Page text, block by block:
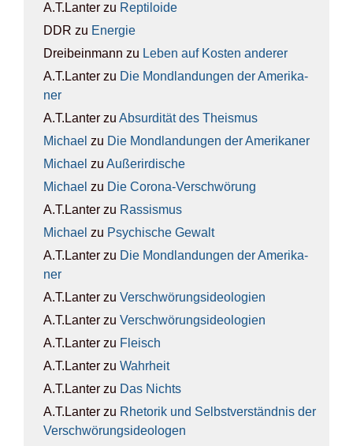
A.T.Lanter zu Rep­ti­lo­ide
DDR zu Ener­gie
Dreibeinmann zu Leben auf Kos­ten ande­rer
A.T.Lanter zu Die Mond­lan­dun­gen der Ame­ri­ka­
ner
A.T.Lanter zu Absur­di­tät des The­is­mus
Michael zu Die Mond­lan­dun­gen der Ame­ri­ka­ner
Michael zu Außer­ir­di­sche
Michael zu Die Coro­na-Ver­schwö­rung
A.T.Lanter zu Ras­sis­mus
Michael zu Psy­chi­sche Gewalt
A.T.Lanter zu Die Mond­lan­dun­gen der Ame­ri­ka­
ner
A.T.Lanter zu Ver­schwö­rungs­ideo­lo­gien
A.T.Lanter zu Ver­schwö­rungs­ideo­lo­gien
A.T.Lanter zu Fleisch
A.T.Lanter zu Wahr­heit
A.T.Lanter zu Das Nichts
A.T.Lanter zu Rhe­to­rik und Selbst­ver­ständ­nis der
Ver­schwö­rungs­ideo­lo­gen